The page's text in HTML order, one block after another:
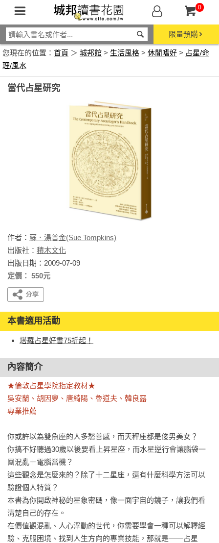
0
限量預購
您現在的位置： 首頁 ＞ 城邦館 > 生活風格 > 休閒嗜好 > 占星/命
理/風水
當代占星研究
作者： 蘇．湯普金(Sue Tompkins)
出版社： 積木文化
出版日期：2009-07-09
定價： 550元
本書適用活動
塔羅占星好書75折起！
內容簡介
★倫敦占星學院指定教材★
吳安蘭、胡因夢、唐綺陽、魯道夫、韓良露
專業推薦
你或許以為雙魚座的人多愁善感，而天秤座都是俊男美女？
你搞不好聽過30歲以後要看上昇星座，而水星逆行會讓腦袋一
團混亂＋電腦當機？
這些觀念是怎麼來的？除了十二星座，還有什麼科學方法可以
驗證個人特質？
本書為你開啟神秘的星象密碼，像一面宇宙的鏡子，讓我們看
清楚自己的存在。
在價值觀混亂、人心浮動的世代，你需要學會一種可以解釋經
驗、克服困境、找到人生方向的專業技能，那就是——占星